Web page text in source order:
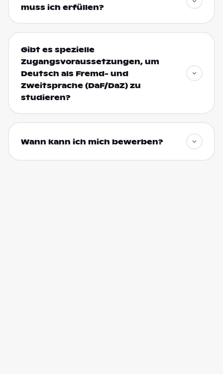
muss ich erfüllen?
Gibt es spezielle
Zugangsvoraussetzungen, um
Deutsch als Fremd- und
Zweitsprache (DaF/DaZ) zu
studieren?
Wann kann ich mich bewerben?